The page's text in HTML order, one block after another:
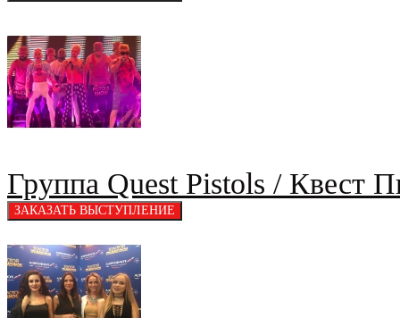
Группа Quest Pistols / Квест